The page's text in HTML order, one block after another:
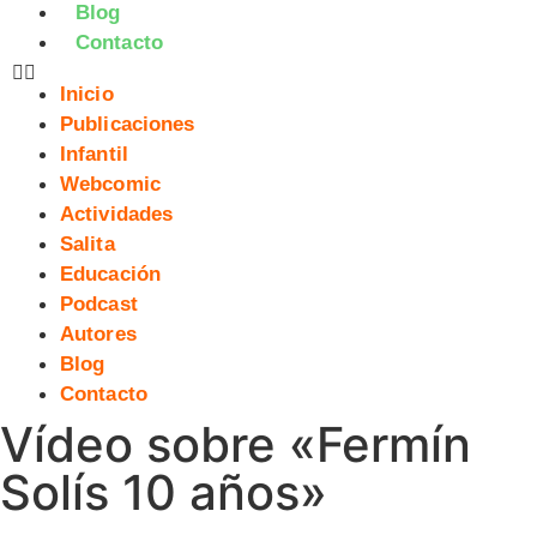
Blog
Contacto
Inicio
Publicaciones
Infantil
Webcomic
Actividades
Salita
Educación
Podcast
Autores
Blog
Contacto
Vídeo sobre «Fermín
Solís 10 años»